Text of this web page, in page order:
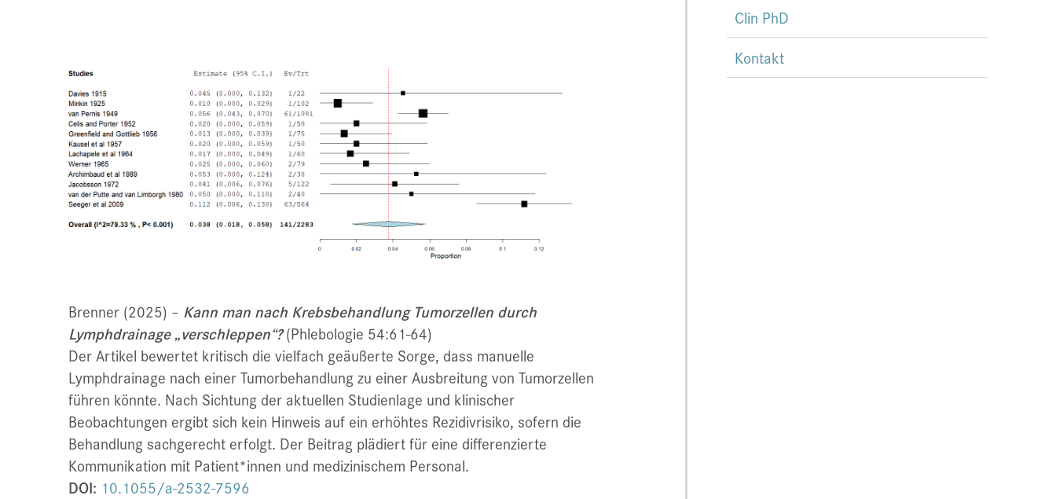
Brenner (2025) – Kann man nach Krebsbehandlung Tumorzellen durch
Lymphdrainage „verschleppen“?(Phlebologie 54:61-64)
Der Artikel bewertet kritisch die vielfach geäußerte Sorge, dass manuelle
Lymphdrainage nach einer Tumorbehandlung zu einer Ausbreitung von Tumorzellen
führen könnte. Nach Sichtung der aktuellen Studienlage und klinischer
Beobachtungen ergibt sich kein Hinweis auf ein erhöhtes Rezidivrisiko, sofern die
Behandlung sachgerecht erfolgt. Der Beitrag plädiert für eine differenzierte
Kommunikation mit Patient*innen und medizinischem Personal.
DOI: 10.1055/a-2532-7596
Clin PhD
Kontakt